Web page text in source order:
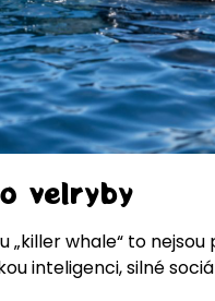
velryby
„killer whale“ to
inteligenci, silné